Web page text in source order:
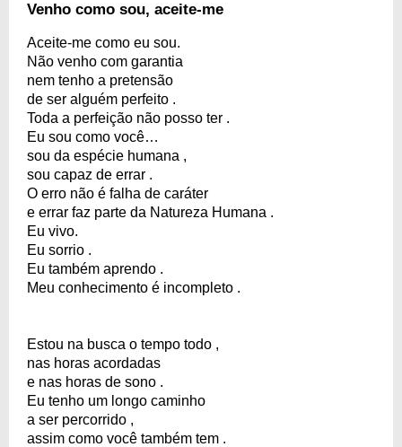
Venho como sou, aceite-me
Aceite-me como eu sou.
Não venho com garantia
nem tenho a pretensão
de ser alguém perfeito .
Toda a perfeição não posso ter .
Eu sou como você…
sou da espécie humana ,
sou capaz de errar .
O erro não é falha de caráter
e errar faz parte da Natureza Humana .
Eu vivo.
Eu sorrio .
Eu também aprendo .
Meu conhecimento é incompleto .
Estou na busca o tempo todo ,
nas horas acordadas
e nas horas de sono .
Eu tenho um longo caminho
a ser percorrido ,
assim como você também tem .